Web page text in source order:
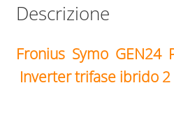
Descrizione
Fronius Symo GEN24
Inverter trifase ibrido